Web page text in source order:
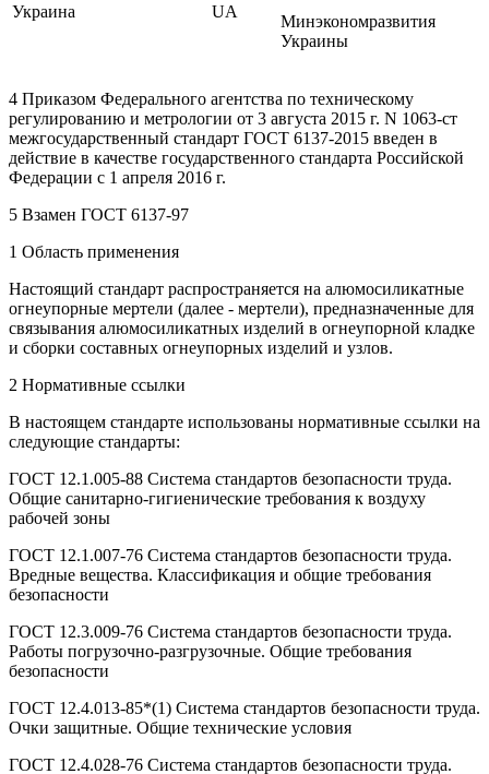
Украина
UA
Минэкономразвития
Украины
4 Приказом Федерального агентства по техническому
регулированию и метрологии от 3 августа 2015 г. N 1063-ст
межгосударственный стандарт ГОСТ 6137-2015 введен в
действие в качестве государственного стандарта Российской
Федерации с 1 апреля 2016 г.
5 Взамен ГОСТ 6137-97
1 Область применения
Настоящий стандарт распространяется на алюмосиликатные
огнеупорные мертели (далее - мертели), предназначенные для
связывания алюмосиликатных изделий в огнеупорной кладке
и сборки составных огнеупорных изделий и узлов.
2 Нормативные ссылки
В настоящем стандарте использованы нормативные ссылки на
следующие стандарты:
ГОСТ 12.1.005-88 Система стандартов безопасности труда.
Общие санитарно-гигиенические требования к воздуху
рабочей зоны
ГОСТ 12.1.007-76 Система стандартов безопасности труда.
Вредные вещества. Классификация и общие требования
безопасности
ГОСТ 12.3.009-76 Система стандартов безопасности труда.
Работы погрузочно-разгрузочные. Общие требования
безопасности
ГОСТ 12.4.013-85*(1) Система стандартов безопасности труда.
Очки защитные. Общие технические условия
ГОСТ 12.4.028-76 Система стандартов безопасности труда.